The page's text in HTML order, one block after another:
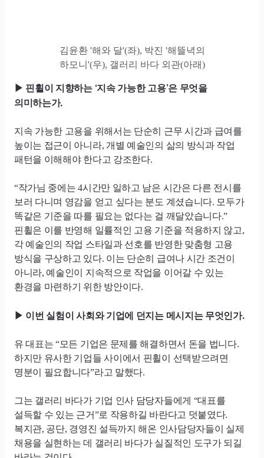
김윤환 '해와 달'(좌), 박진 '해뜰녁의
하모니'(우), 갤러리 바다 외관(아래)
▶ 핀휠이 지향하는 ‘지속 가능한 고용’은 무엇을
의미하는가.
지속 가능한 고용을 위해서는 단순히 근무 시간과 급여를
높이는 접근이 아니라, 개별 예술인의 삶의 방식과 작업
패턴을 이해해야 한다고 강조한다.
“작가님 중에는 4시간만 일하고 남은 시간은 다른 전시를
보러 다니며 영감을 얻고 싶다는 분도 계셨습니다. 모두가
똑같은 기준을 따를 필요는 없다는 걸 깨달았습니다.”
핀휠은 이를 반영해 일률적인 고용 기준을 적용하지 않고,
각 예술인의 작업 스타일과 선호를 반영한 맞춤형 고용
방식을 구상하고 있다. 이는 단순히 급여나 시간 조건이
아니라, 예술인이 지속적으로 작업을 이어갈 수 있는
환경을 마련하기 위한 방안이다.
▶ 이번 실험이 사회와 기업에 던지는 메시지는 무엇인가.
유 대표는 “모든 기업은 문제를 해결하면서 돈을 법니다.
하지만 유사한 기업들 사이에서 핀휠이 선택받으려면
명분이 필요합니다”라고 말했다.
그는 갤러리 바다가 기업 인사 담당자들에게 “대표를
설득할 수 있는 근거”로 작용하길 바란다고 덧붙였다.
복지관, 공단, 경영진 설득까지 해온 인사담당자들이 실제
채용을 실현하는 데 갤러리 바다가 실질적인 도구가 되길